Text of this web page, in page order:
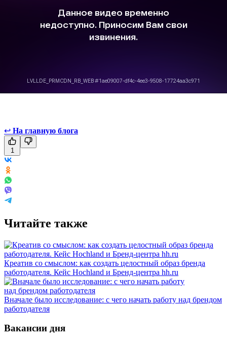
↩ На главную блога
1
Читайте также
Креатив со смыслом: как создать целостный образ бренда
работодателя. Кейс Hochland и Бренд-центра hh.ru
Вначале было исследование: с чего начать работу над брендом
работодателя
Вакансии дня